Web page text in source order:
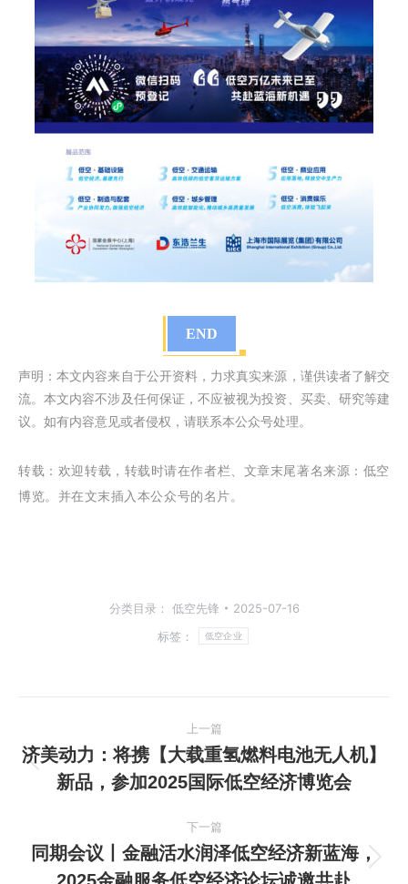
END
声明：本文内容来自于公开资料，力求真实来源，谨供读者了解交
流。本文内容不涉及任何保证，不应被视为投资、买卖、研究等建
议。如有内容意见或者侵权，请联系本公众号处理。
转载： 欢迎转载，转载时请在作者栏、文章末尾著名来源：低空
博览。并在文末插入本公众号的名片。
分类目录： 低空先锋
2025-07-16
标签：
低空企业
章
航
上一篇
上
一
篇
文
章：
济美动力：将携【大载重氢燃料电池无人机】
新品，参加2025国际低空经济博览会
下一篇
下
同期会议丨金融活水润泽低空经济新蓝海，